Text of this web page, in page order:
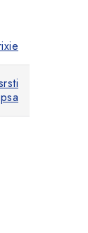
psa